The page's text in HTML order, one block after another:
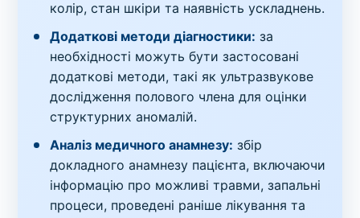
колір, стан шкіри та наявність ускладнень.
Додаткові методи діагностики: за
необхідності можуть бути застосовані
додаткові методи, такі як ультразвукове
дослідження полового члена для оцінки
структурних аномалій.
Аналіз медичного анамнезу: збір
докладного анамнезу пацієнта, включаючи
інформацію про можливі травми, запальні
процеси, проведені раніше лікування та